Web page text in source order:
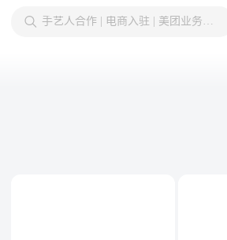
手艺人合作 | 电商入驻 | 美团业务代理